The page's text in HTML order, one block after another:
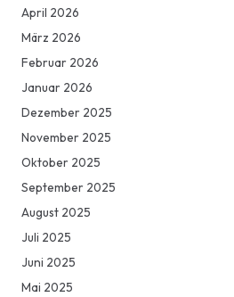
April 2026
März 2026
Februar 2026
Januar 2026
Dezember 2025
November 2025
Oktober 2025
September 2025
August 2025
Juli 2025
Juni 2025
Mai 2025